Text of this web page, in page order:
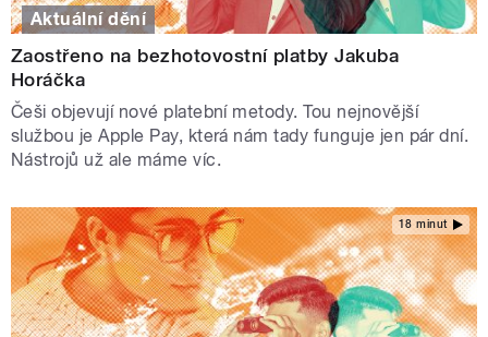
Aktuální dění
Zaostřeno na bezhotovostní platby Jakuba
Horáčka
Češi objevují nové platební metody. Tou nejnovější
službou je Apple Pay, která nám tady funguje jen pár dní.
Nástrojů už ale máme víc.
18 minut